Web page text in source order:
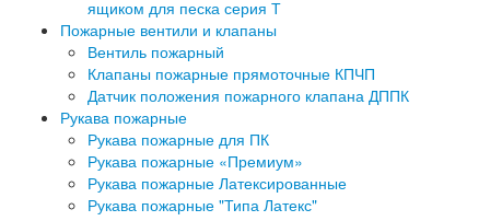
ящиком для песка серия Т
Пожарные вентили и клапаны
Вентиль пожарный
Клапаны пожарные прямоточные КПЧП
Датчик положения пожарного клапана ДППК
Рукава пожарные
Рукава пожарные для ПК
Рукава пожарные «Премиум»
Рукава пожарные Латексированные
Рукава пожарные "Типа Латекс"